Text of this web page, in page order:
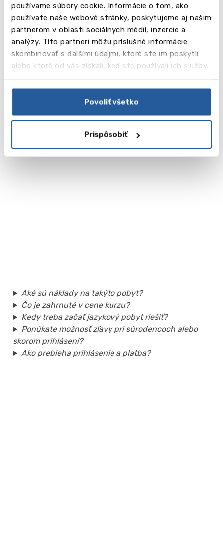
používame súbory cookie. Informácie o tom, ako
používate naše webové stránky, poskytujeme aj našim
partnerom v oblasti sociálnych médií, inzercie a
analýzy. Títo partneri môžu príslušné informácie
skombinovať s ďalšími údajmi, ktoré ste im poskytli
alebo ktoré od vás získali, keď ste používali ich služby.
Povoliť všetko
Prispôsobiť
Cena, registrácia a termíny
Aké sú náklady na takýto pobyt?
Čo je zahrnuté v cene kurzu?
Kedy treba začať jazykový pobyt riešiť?
Ponúkate možnosť zľavy pri súrodencoch alebo
skorom prihlásení?
Ako prebieha prihlásenie a platba?